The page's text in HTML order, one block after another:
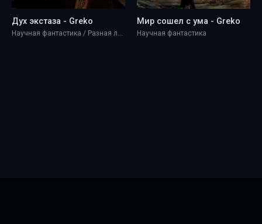
Дух экстаза - Greko
Научная фантастика / Разная литература
Мир сошел с ума - Greko
Научная фантастика